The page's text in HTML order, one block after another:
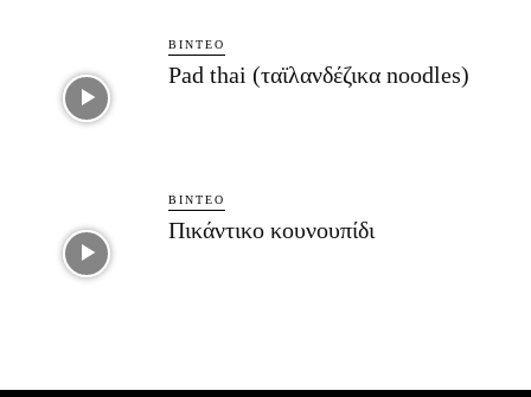
ΒΊΝΤΕΟ
Pad thai (ταϊλανδέζικα noodles)
ΒΊΝΤΕΟ
Πικάντικο κουνουπίδι